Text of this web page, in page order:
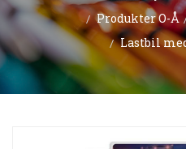
Produkter O-Å
Lastbil